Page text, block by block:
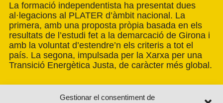
Gestionar el consentiment de
La formació independentista ha presentat dues
al·legacions al PLATER d’àmbit nacional. La
primera, amb una proposta pròpia basada en els
resultats de l’estudi fet a la demarcació de Girona i
amb la voluntat d’estendre’n els criteris a tot el
país. La segona, impulsada per la Xarxa per una
Transició Energètica Justa, de caràcter més global.